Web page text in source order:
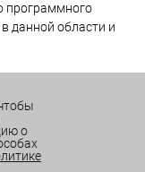
программного
данной области и
Вс: Выходной
о